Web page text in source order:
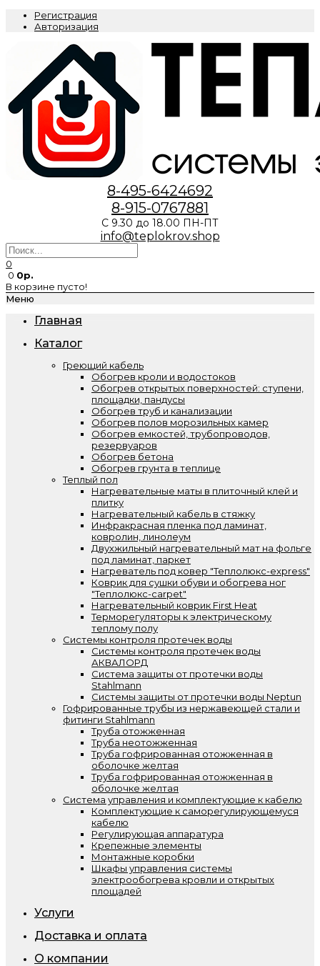
Регистрация
Авторизация
8-495-6424692
8-915-0767881
С 9.30 до 18.00 ПН-ПТ
info@teplokrov.shop
0
0 0р.
В корзине пусто!
Меню
Главная
Каталог
Греющий кабель
Обогрев кроли и водостоков
Обогрев открытых поверхностей: ступени,
площадки, пандусы
Обогрев труб и канализации
Обогрев полов морозильных камер
Обогрев емкостей, трубопроводов,
резервуаров
Обогрев бетона
Обогрев грунта в теплице
Теплый пол
Нагревательные маты в плиточный клей и
плитку
Нагревательный кабель в стяжку
Инфракрасная пленка под ламинат,
ковролин, линолеум
Двухжильный нагревательный мат на фольге
под ламинат, паркет
Нагреватель под ковер "Теплолюкс-express"
Коврик для сушки обуви и обогрева ног
"Теплолюкс-carpet"
Нагревательный коврик First Heat
Терморегуляторы к электрическому
теплому полу
Системы контроля протечек воды
Системы контроля протечек воды
АКВАЛОРД
Система защиты от протечки воды
Stahlmann
Системы защиты от протечки воды Neptun
Гофрированные трубы из нержавеющей стали и
фитинги Stahlmann
Труба отожженная
Труба неотожженная
Труба гофрированная отожженная в
оболочке желтая
Труба гофрированная отожженная в
оболочке желтая
Система управления и комплектующие к кабелю
Комплектующие к саморегулирующемуся
кабелю
Регулирующая аппаратура
Крепежные элементы
Монтажные коробки
Шкафы управления системы
электрообогрева кровли и открытых
площадей
Услуги
Доставка и оплата
О компании